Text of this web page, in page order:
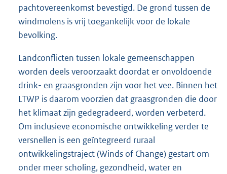
pachtovereenkomst bevestigd. De grond tussen de
windmolens is vrij toegankelijk voor de lokale
bevolking.
Landconflicten tussen lokale gemeenschappen
worden deels veroorzaakt doordat er onvoldoende
drink- en graasgronden zijn voor het vee. Binnen het
LTWP is daarom voorzien dat graasgronden die door
het klimaat zijn gedegradeerd, worden verbeterd.
Om inclusieve economische ontwikkeling verder te
versnellen is een geïntegreerd ruraal
ontwikkelingstraject (Winds of Change) gestart om
onder meer scholing, gezondheid, water en